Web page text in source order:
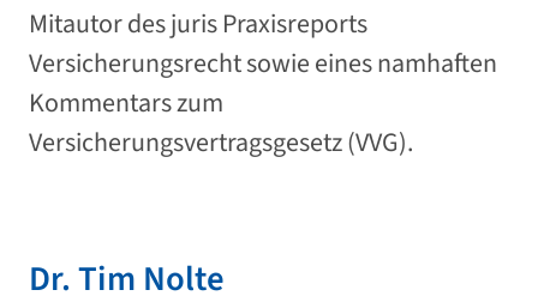
Mitautor des juris Praxisreports
Versicherungsrecht sowie eines namhaften
Kommentars zum
Versicherungsvertragsgesetz (VVG).
Dr. Tim Nolte